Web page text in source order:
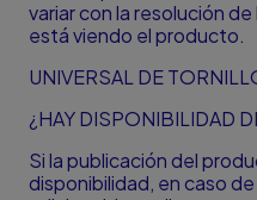
variar con la resolución
está viendo el producto.
UNIVERSAL DE
¿HAY DISPONIBILIDAD
Si la publicación del
disponibilidad, en caso